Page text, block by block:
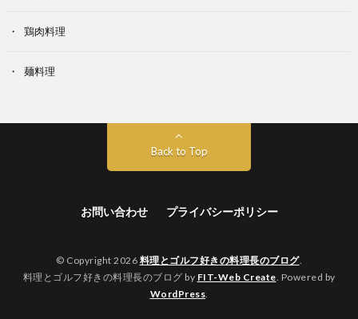
鶏肉料理
麺料理
Back to Top
お問い合わせ プライバシーポリシー
© Copyright 2026 料理とゴルフ好きの料理長のブログ.
料理とゴルフ好きの料理長のブログ by FIT-Web Create . Powered by
WordPress